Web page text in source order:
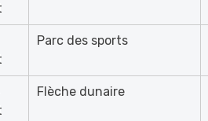
Parc des sports
Flèche dunaire